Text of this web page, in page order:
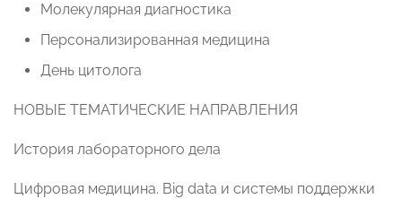
Молекулярная диагностика
Персонализированная медицина
День цитолога
НОВЫЕ ТЕМАТИЧЕСКИЕ НАПРАВЛЕНИЯ
История лабораторного дела
Цифровая медицина. Big data и системы поддержки